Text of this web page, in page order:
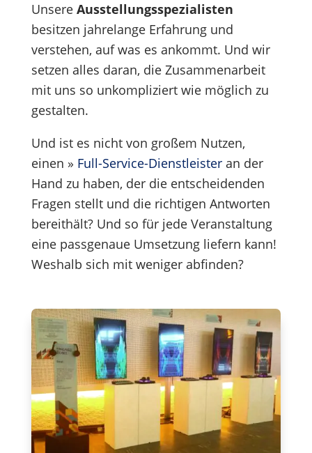
Unsere Ausstellungsspezialisten
besitzen jahrelange Erfahrung und
verstehen, auf was es ankommt. Und wir
setzen alles daran, die Zusammenarbeit
mit uns so unkompliziert wie möglich zu
gestalten.
Und ist es nicht von großem Nutzen,
einen » Full-Service-Dienstleisteran der
Hand zu haben, der die entscheidenden
Fragen stellt und die richtigen Antworten
bereithält? Und so für jede Veranstaltung
eine passgenaue Umsetzung liefern kann!
Weshalb sich mit weniger abfinden?